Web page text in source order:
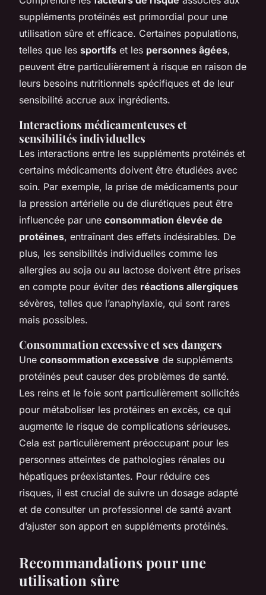
suppléments protéinés est primordial pour une
utilisation sûre et efficace. Certaines populations,
telles que les sportifs et les personnes âgées,
peuvent être particulièrement à risque en raison de
leurs besoins nutritionnels spécifiques et de leur
sensibilité accrue aux ingrédients.
Interactions médicamenteuses et
sensibilités individuelles
Les interactions entre les suppléments protéinés et
certains médicaments doivent être étudiées avec
soin. Par exemple, la prise de médicaments pour
la pression artérielle ou de diurétiques peut être
influencée par une consommation élevée de
protéines, entraînant des effets indésirables. De
plus, les sensibilités individuelles comme les
allergies au soja ou au lactose doivent être prises
en compte pour éviter des réactions allergiques
sévères, telles que l’anaphylaxie, qui sont rares
mais possibles.
Consommation excessive et ses dangers
Une consommation excessive de suppléments
protéinés peut causer des problèmes de santé.
Les reins et le foie sont particulièrement sollicités
pour métaboliser les protéines en excès, ce qui
augmente le risque de complications sérieuses.
Cela est particulièrement préoccupant pour les
personnes atteintes de pathologies rénales ou
hépatiques préexistantes. Pour réduire ces
risques, il est crucial de suivre un dosage adapté
et de consulter un professionnel de santé avant
d’ajuster son apport en suppléments protéinés.
Recommandations pour une
utilisation sûre